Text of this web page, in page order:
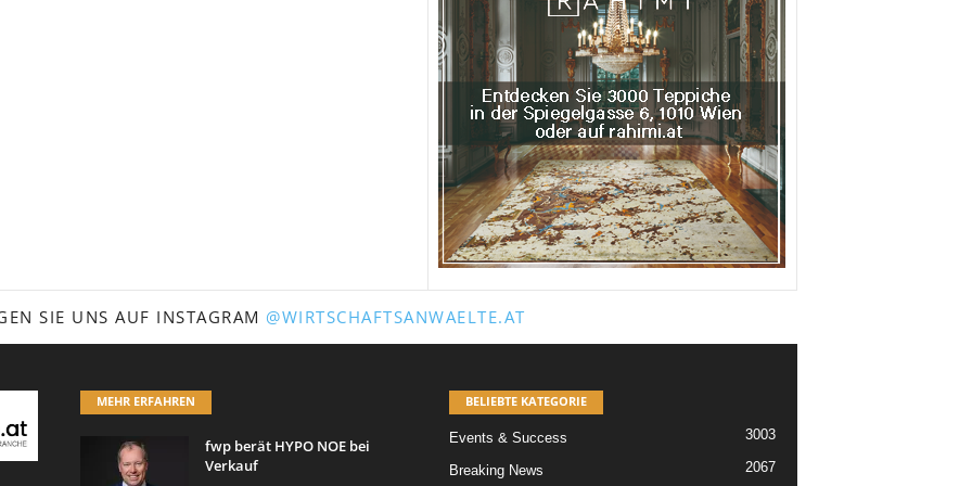
SIE UNS AUF INSTAGRAM @WIRTSCHAFTSANWAELTE.AT
MEHR ERFAHREN
fwp berät HYPO NOE bei
Verkauf
BELIEBTE KATEGORIE
Events & Success 3003
Breaking News 2067